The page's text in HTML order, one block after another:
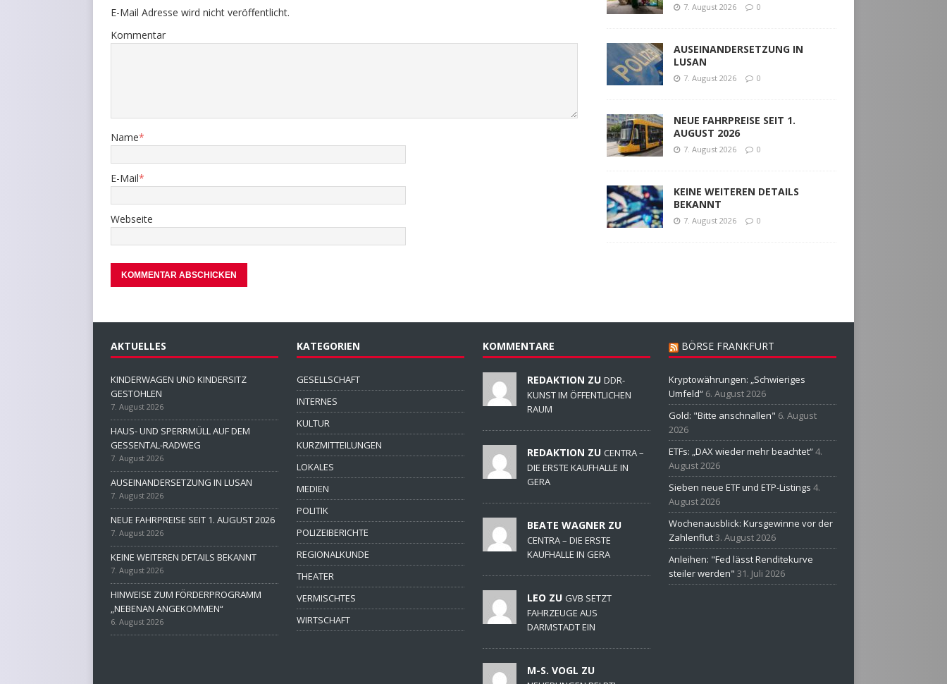
E-Mail Adresse wird nicht veröffentlicht.
Kommentar
Name*
E-Mail*
Webseite
7. August 2026 0
AUSEINANDERSETZUNG IN
LUSAN
7. August 2026 0
NEUE FAHRPREISE SEIT 1.
AUGUST 2026
7. August 2026 0
KEINE WEITEREN DETAILS
BEKANNT
7. August 2026 0
AKTUELLES
KINDERWAGEN UND KINDERSITZ
GESTOHLEN
7. August 2026
HAUS- UND SPERRMÜLL AUF DEM
GESSENTAL-RADWEG
7. August 2026
AUSEINANDERSETZUNG IN LUSAN
7. August 2026
NEUE FAHRPREISE SEIT 1. AUGUST 2026
7. August 2026
KEINE WEITEREN DETAILS BEKANNT
7. August 2026
HINWEISE ZUM FÖRDERPROGRAMM
„NEBENAN ANGEKOMMEN“
6. August 2026
KATEGORIEN
GESELLSCHAFT
INTERNES
KULTUR
KURZMITTEILUNGEN
LOKALES
MEDIEN
POLITIK
POLIZEIBERICHTE
REGIONALKUNDE
THEATER
VERMISCHTES
WIRTSCHAFT
KOMMENTARE
REDAKTION ZU DDR-
KUNST IM ÖFFENTLICHEN
RAUM
REDAKTION ZU CENTRA –
DIE ERSTE KAUFHALLE IN
GERA
BEATE WAGNER ZU
CENTRA – DIE ERSTE
KAUFHALLE IN GERA
LEO ZU GVB SETZT
FAHRZEUGE AUS
DARMSTADT EIN
M-S. VOGL ZU
BÖRSE FRANKFURT
Kryptowährungen: „Schwieriges
Umfeld“ 6. August 2026
Gold: "Bitte anschnallen" 6. August
2026
ETFs: „DAX wieder mehr beachtet“4.
August 2026
Sieben neue ETF und ETP-Listings 4.
August 2026
Wochenausblick: Kursgewinne vor der
Zahlenflut3. August 2026
Anleihen: "Fed lässt Renditekurve
steiler werden" 31. Juli 2026